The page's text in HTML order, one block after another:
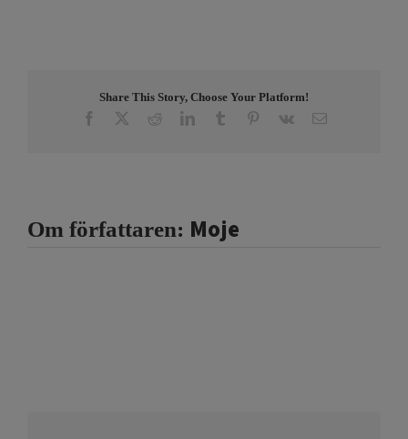
Share This Story, Choose Your Platform!
Facebook RedditLinkedInTumblr Pinterest
Vk E-
Om författaren: Moje